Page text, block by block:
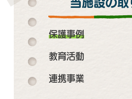
当施設の取
保護事例
教育活動
連携事業